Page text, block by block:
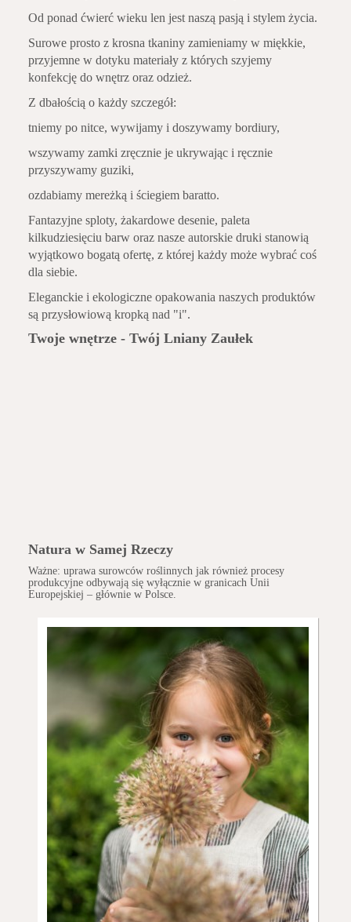
Od ponad ćwierć wieku len jest naszą pasją i stylem życia.
Surowe prosto z krosna tkaniny zamieniamy w miękkie,
przyjemne w dotyku materiały z których szyjemy
konfekcję do wnętrz oraz odzież.
Z dbałością o każdy szczegół:
tniemy po nitce, wywijamy i doszywamy bordiury,
wszywamy zamki zręcznie je ukrywając i ręcznie
przyszywamy guziki,
ozdabiamy mereżką i ściegiem baratto.
Fantazyjne sploty, żakardowe desenie, paleta
kilkudziesięciu barw oraz nasze autorskie druki stanowią
wyjątkowo bogatą ofertę, z której każdy może wybrać coś
dla siebie.
Eleganckie i ekologiczne opakowania naszych produktów
są przysłowiową kropką nad "i".
Twoje wnętrze - Twój Lniany Zaułek
Natura w Samej Rzeczy
Ważne: uprawa surowców roślinnych jak również procesy
produkcyjne odbywają się wyłącznie w granicach Unii
Europejskiej – głównie w Polsce.